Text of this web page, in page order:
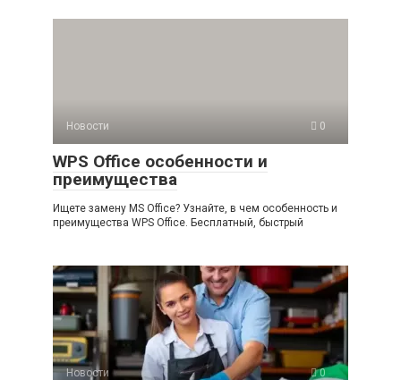
Новости 0
WPS Office особенности и
преимущества
Ищете замену MS Office? Узнайте, в чем особенность и
преимущества WPS Office. Бесплатный, быстрый
Новости 0